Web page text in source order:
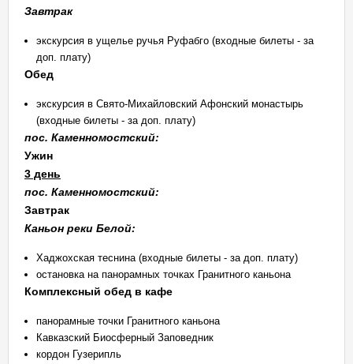
Завтрак
экскурсия в ущелье ручья Руфабго (входные билеты - за
доп. плату)
Обед
экскурсия в Свято-Михайловский Афонский монастырь
(входные билеты - за доп. плату)
пос. Каменномостский:
Ужин
3 день
пос. Каменномостский:
Завтрак
Каньон реки Белой:
Хаджохская теснина (входные билеты - за доп. плату)
остановка на панорамных точках Гранитного каньона
Комплексный обед в кафе
панорамные точки Гранитного каньона
Кавказский Биосферный Заповедник
кордон Гузерипль